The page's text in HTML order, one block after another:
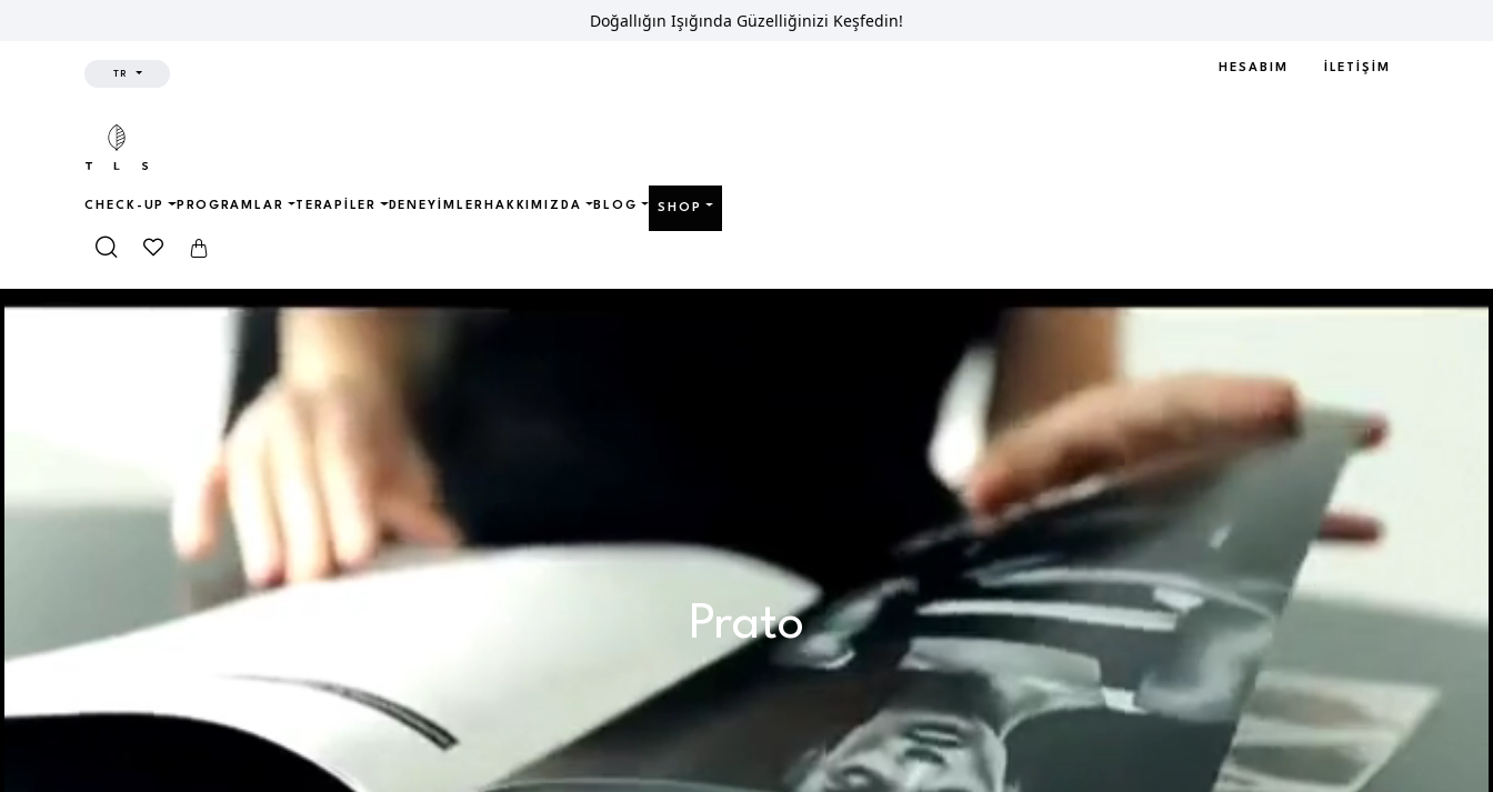
Doğallığın Işığında Güzelliğinizi Keşfedin!
TR HESABIM İLETIŞIM
CHECK-UP PROGRAMLAR TERAPILER DENEYIMLER HAKKIMIZDA BLOG SHOP
Prato